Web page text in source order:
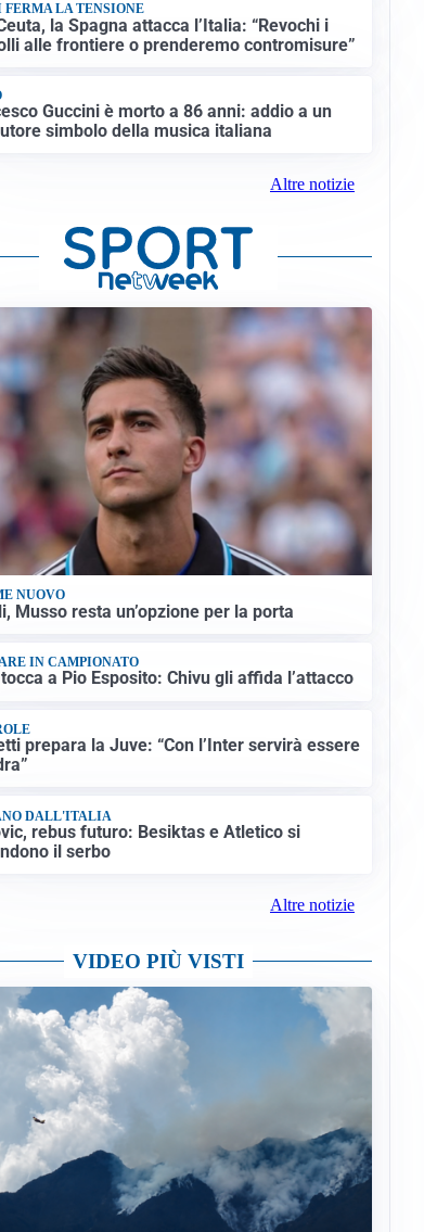
FERMA LA TENSIONE
la Spagna attacca l’Italia: “Revochi i
alle frontiere o prenderemo contromisure”
Guccini è morto a 86 anni: addio a un
simbolo della musica italiana
Altre notizie
NUOVO
Musso resta un’opzione per la porta
IN CAMPIONATO
tocca a Pio Esposito: Chivu gli affida l’attacco
prepara la Juve: “Con l’Inter servirà essere
DALL'ITALIA
rebus futuro: Besiktas e Atletico si
il serbo
Altre notizie
VIDEO PIÙ VISTI